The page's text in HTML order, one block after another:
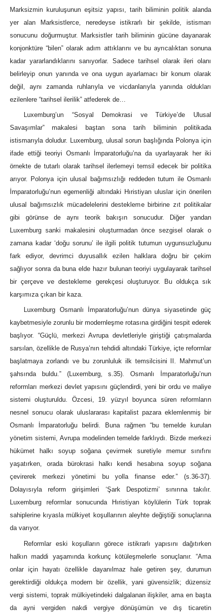
Marksizmin kuruluşunun eşitsiz yapısı, tarih biliminin politik alanda
yer alan Marksistlerce, neredeyse istikrarlı bir şekilde, istismarı
sonucunu doğurmuştur. Marksistler tarih biliminin gücüne dayanarak
konjonktüre “bilen” olarak adım attıklarını ve bu ayrıcalıktan sonuna
kadar yararlandıklarını sanıyorlar. Sadece tarihsel olarak ileri olanı
belirleyip onun yanında ve ona uygun ayarlamacı bir konum olarak
değil, aynı zamanda ruhlarıyla ve vicdanlarıyla yanında oldukları
ezilenlere “tarihsel ilerilik” atfederek de…
Luxemburg’un “Sosyal Demokrasi ve Türkiye’de Ulusal
Savaşımlar” makalesi baştan sona tarih biliminin politikada
istismarıyla doludur. Luxemburg, ulusal sorun başlığında Polonya için
ifade ettiği teoriyi Osmanlı İmparatorluğu’na da uyarlayarak her iki
örnekte de tutarlı olarak tarihsel ilerlemeyi temsil edecek bir politika
arıyor. Polonya için ulusal bağımsızlığı reddeden tutum ile Osmanlı
İmparatorluğu’nun egemenliği altındaki Hıristiyan uluslar için önerilen
ulusal bağımsızlık mücadelelerini destekleme birbirine zıt politikalar
gibi görünse de aynı teorik bakışın sonucudur. Diğer yandan
Luxemburg sanki makalesini oluşturmadan önce sezgisel olarak o
zamana kadar ‘doğu sorunu’ ile ilgili politik tutumun uygunsuzluğunu
fark ediyor, devrimci duyusallık ezilen halklara doğru bir çekim
sağlıyor sonra da buna elde hazır bulunan teoriyi uygulayarak tarihsel
bir çerçeve ve destekleme gerekçesi oluşturuyor. Bu oldukça sık
karşımıza çıkan bir kaza.
Luxemburg Osmanlı İmparatorluğu’nun dünya siyasetinde güç
kaybetmesiyle zorunlu bir modernleşme rotasına girdiğini tespit ederek
başlıyor. “Güçlü, merkezi Avrupa devletleriyle giriştiği çatışmalarda
sarsılan, özellikle de Rusya’nın tehdidi altındaki Türkiye, içte reformlar
başlatmaya zorlandı ve bu zorunluluk ilk temsilcisini II. Mahmut’un
şahsında buldu.” (Luxemburg, s.35). Osmanlı İmparatorluğu’nun
reformları merkezi devlet yapısını güçlendirdi, yeni bir ordu ve maliye
sistemi oluşturuldu. Özcesi, 19. yüzyıl boyunca süren reformların
nesnel sonucu olarak uluslararası kapitalist pazara eklemlenmiş bir
Osmanlı İmparatorluğu belirdi. Buna rağmen “bu temelde kurulan
yönetim sistemi, Avrupa modelinden temelde farklıydı. Bizde merkezi
hükümet halkı soyup soğana çevirmek suretiyle memur sınıfını
yaşatırken, orada bürokrasi halkı kendi hesabına soyup soğana
çevirerek merkezi yönetimi bu yolla finanse eder.” (s.36-37).
Dolayısıyla reform girişimleri ‘Şark Despotizmi’ sınırına takılır.
Luxemburg reformlar sonucunda Hıristiyan köylülerin Türk toprak
sahiplerine kıyasla mülkiyet koşullarının aleyhte değiştiği sonuçlarına
da varıyor.
Reformlar eski koşulların görece istikrarlı yapısını dağıtırken
halkın maddi yaşamında korkunç kötüleşmelerle sonuçlanır. “Ama
onlar için hayatı özellikle dayanılmaz hale getiren şey, durumun
gerektirdiği oldukça modern bir özellik, yani güvensizlik; düzensiz
vergi sistemi, toprak mülkiyetindeki dalgalanan ilişkiler, ama en başta
da ayni vergiden nakdi vergiye dönüşümün ve dış ticaretin